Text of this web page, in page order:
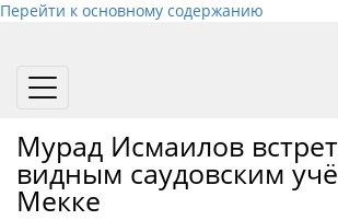
Перейти к основному содержанию
Toggle
Мурад Исмаилов
видным саудовским
Мекке